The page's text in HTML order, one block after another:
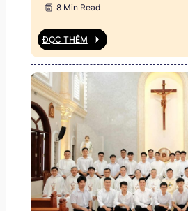
8 Min Read
ĐỌC THÊM